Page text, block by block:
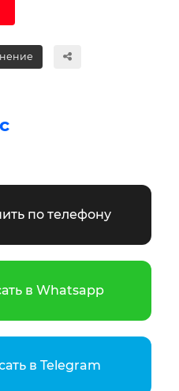
с
по телефону
в Whatsapp
в Telegram